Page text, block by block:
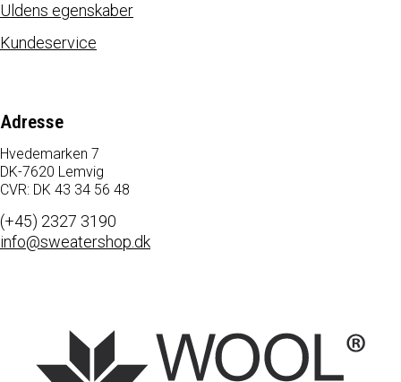
Uldens egenskaber
Kundeservice
Adresse
Hvedemarken 7
DK-7620 Lemvig
CVR: DK 43 34 56 48
(+45) 2327 3190
info@sweatershop.dk